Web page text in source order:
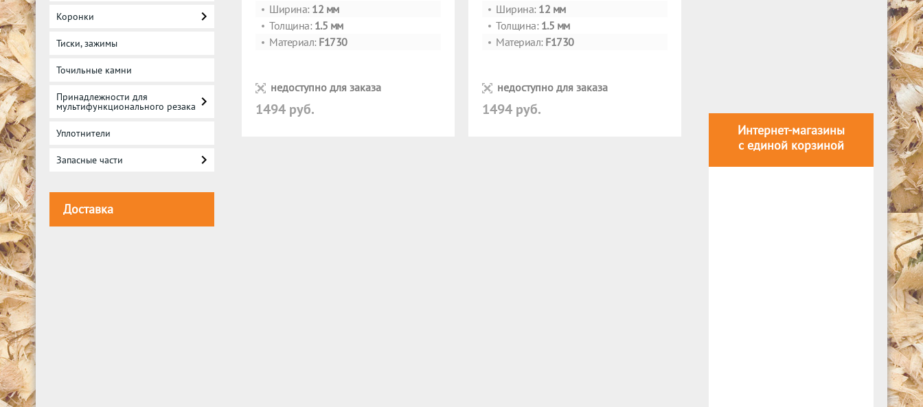
Коронки
Тиски, зажимы
Точильные камни
Принадлежности для
мультифункционального резака
Уплотнители
Запасные части
Доставка
Ширина: 12 мм
Толщина: 1.5 мм
Материал: F1730
недоступно для заказа
1494 руб.
Ширина: 12 мм
Толщина: 1.5 мм
Материал: F1730
недоступно для заказа
1494 руб.
Интернет-магазины
с единой корзиной